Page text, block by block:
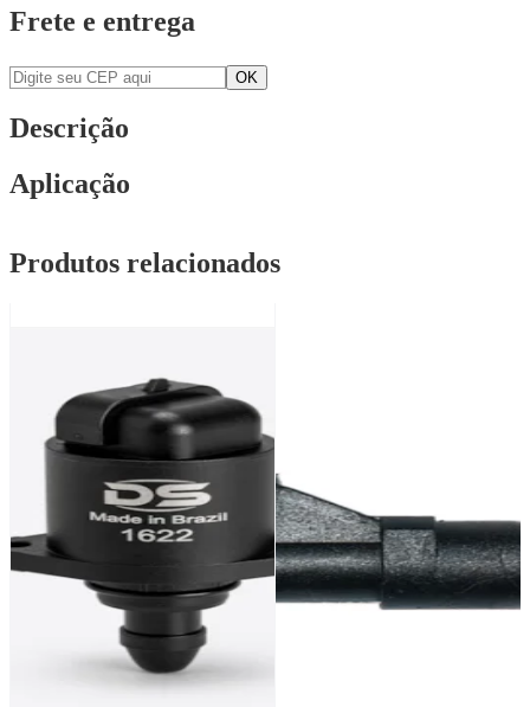
Frete e entrega
Descrição
Aplicação
Produtos relacionados